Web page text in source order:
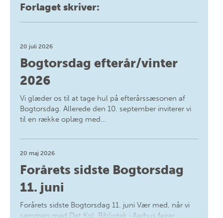
Forlaget skriver:
20 juli 2026
Bogtorsdag efterår/vinter
2026
Vi glæder os til at tage hul på efterårssæsonen af
Bogtorsdag. Allerede den 10. september inviterer vi
til en række oplæg med…
20 maj 2026
Forårets sidste Bogtorsdag
11. juni
Forårets sidste Bogtorsdag 11. juni Vær med, når vi
sammen med Det Kgl. Bibliotek i Aarhus fejrer